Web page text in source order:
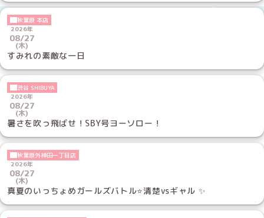
秋葉原 本店
2026年
08/27
(木)
すみれの素敵な一日
渋谷 SHIBUYA
2026年
08/27
(木)
暑さを吹っ飛ばせ！SBY号ヨーソロー！
秋葉原外神田一丁目店
2026年
08/27
(木)
真夏のいっちょめガールズバトル⭐️清楚vsギャル ✨